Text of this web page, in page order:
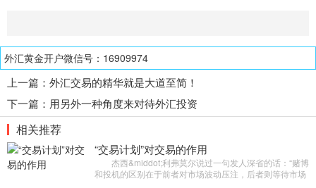
外汇黄金开户微信号：16909974
上一篇： 外汇交易的精华就是大道至简！
下一篇： 用另外一种角度来对待外汇投资
相关推荐
“交易计划”对交易的作用
杰西&middot;利弗莫尔说过一句发人深省的话：“赌博
和投机的区别在于前者对市场波动压注，后者则等待市场